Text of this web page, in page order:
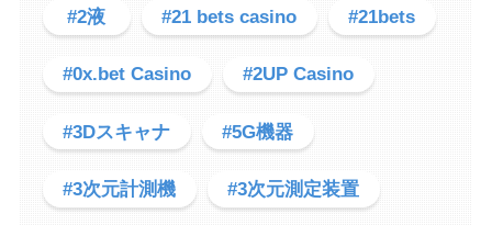
#2液 #21 bets casino #21bets
#0x.bet Casino #2UP Casino
#3Dスキャナ #5G機器
#3次元計測機 #3次元測定装置